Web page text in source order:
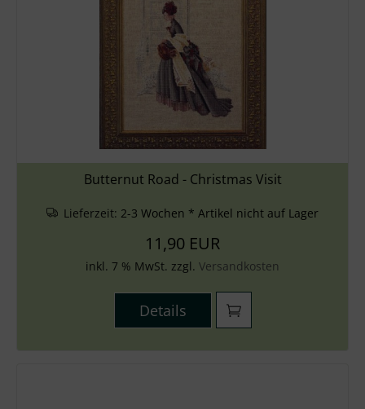
Butternut Road - Christmas Visit
Lieferzeit: 2-3 Wochen * Artikel nicht auf Lager
11,90 EUR
inkl. 7 % MwSt. zzgl. Versandkosten
Details